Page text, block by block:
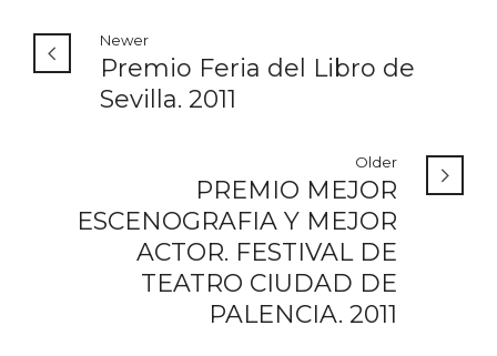
Newer
Premio Feria del Libro de
Sevilla. 2011
Older
PREMIO MEJOR
ESCENOGRAFIA Y MEJOR
ACTOR. FESTIVAL DE
TEATRO CIUDAD DE
PALENCIA. 2011